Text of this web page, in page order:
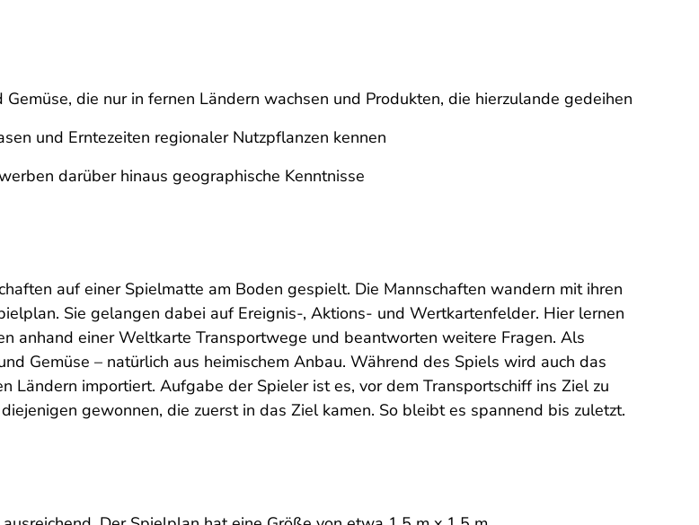
die nur in fernen Ländern wachsen und Produkten, die hierzulande gedeihen
und Erntezeiten regionaler Nutzpflanzen kennen
darüber hinaus geographische Kenntnisse
auf einer Spielmatte am Boden gespielt. Die Mannschaften wandern mit ihren
Sie gelangen dabei auf Ereignis-, Aktions- und Wertkartenfelder. Hier lernen
anhand einer Weltkarte Transportwege und beantworten weitere Fragen. Als
Gemüse – natürlich aus heimischem Anbau. Während des Spiels wird auch das
importiert. Aufgabe der Spieler ist es, vor dem Transportschiff ins Ziel zu
gewonnen, die zuerst in das Ziel kamen. So bleibt es spannend bis zuletzt.